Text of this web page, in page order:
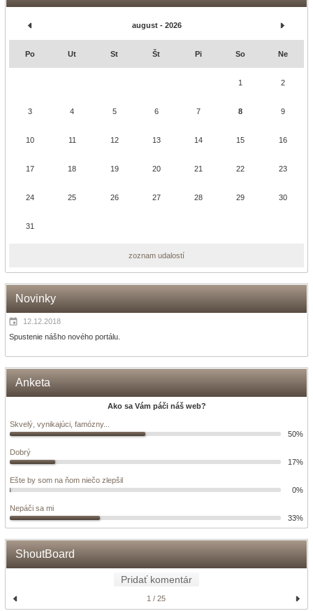
august - 2026
Po Ut St Št Pi So Ne
1 2
3 4 5 6 7 8 9
10 11 12 13 14 15 16
17 18 19 20 21 22 23
24 25 26 27 28 29 30
31
zoznam udalostí
Novinky
12.12.2018
Spustenie nášho nového portálu.
Anketa
Ako sa Vám páči náš web?
Skvelý, vynikajúci, famózny...
50%
Dobrý
17%
Ešte by som na ňom niečo zlepšil
0%
Nepáči sa mi
33%
ShoutBoard
Pridať komentár
1 / 25